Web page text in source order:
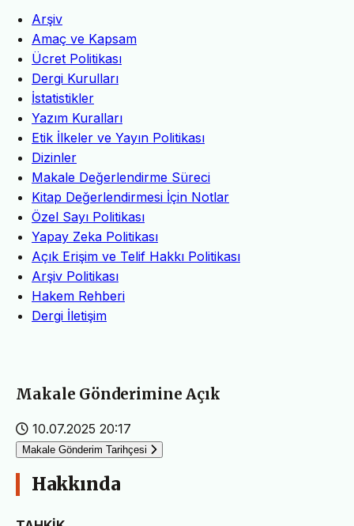
Arşiv
Amaç ve Kapsam
Ücret Politikası
Dergi Kurulları
İstatistikler
Yazım Kuralları
Etik İlkeler ve Yayın Politikası
Dizinler
Makale Değerlendirme Süreci
Kitap Değerlendirmesi İçin Notlar
Özel Sayı Politikası
Yapay Zeka Politikası
Açık Erişim ve Telif Hakkı Politikası
Arşiv Politikası
Hakem Rehberi
Dergi İletişim
Makale Gönderimine Açık
10.07.2025 20:17
Makale Gönderim Tarihçesi
Hakkında